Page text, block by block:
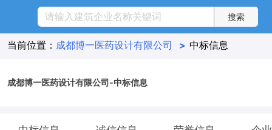
当前位置： 成都博一医药设计有限公司 > 中标信息
成都博一医药设计有限公司-中标信息